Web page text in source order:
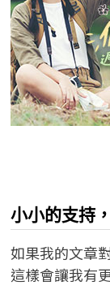
小小的支持
如果我的文章
這樣會讓我有